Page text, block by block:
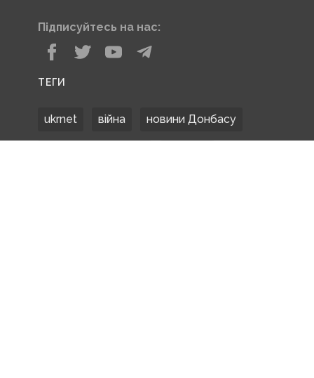
Підписуйтесь на нас:
ТЕГИ
ukrnet війна новини Донбасу